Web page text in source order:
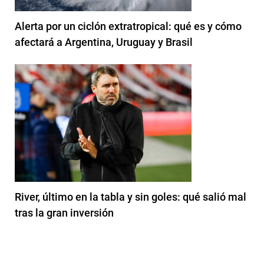
Alerta por un ciclón extratropical: qué es y cómo
afectará a Argentina, Uruguay y Brasil
River, último en la tabla y sin goles: qué salió mal
tras la gran inversión